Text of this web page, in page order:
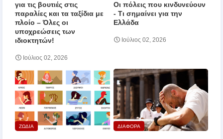
για τις βουτιές στις
παραλίες και τα ταξίδια με
πλοίο – Όλες οι
υποχρεώσεις των
ιδιοκτητών!
Ιούλιος 02, 2026
Οι πόλεις που κινδυνεύουν
‑ Τι σημαίνει για την
Ελλάδα
Ιούλιος 02, 2026
ΖΩΔΙΑ ΔΙΑΦΟΡΑ